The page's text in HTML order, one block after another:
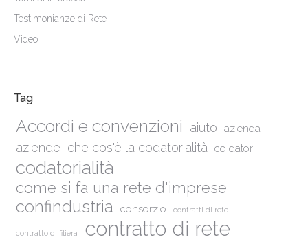
Testimonianze di Rete
Video
Tag
Accordi e convenzioni aiuto azienda
aziende che cos'è la codatorialità co datori
codatorialità
come si fa una rete d'imprese
confindustria consorzio contratti di rete
contratto di filiera contratto di rete